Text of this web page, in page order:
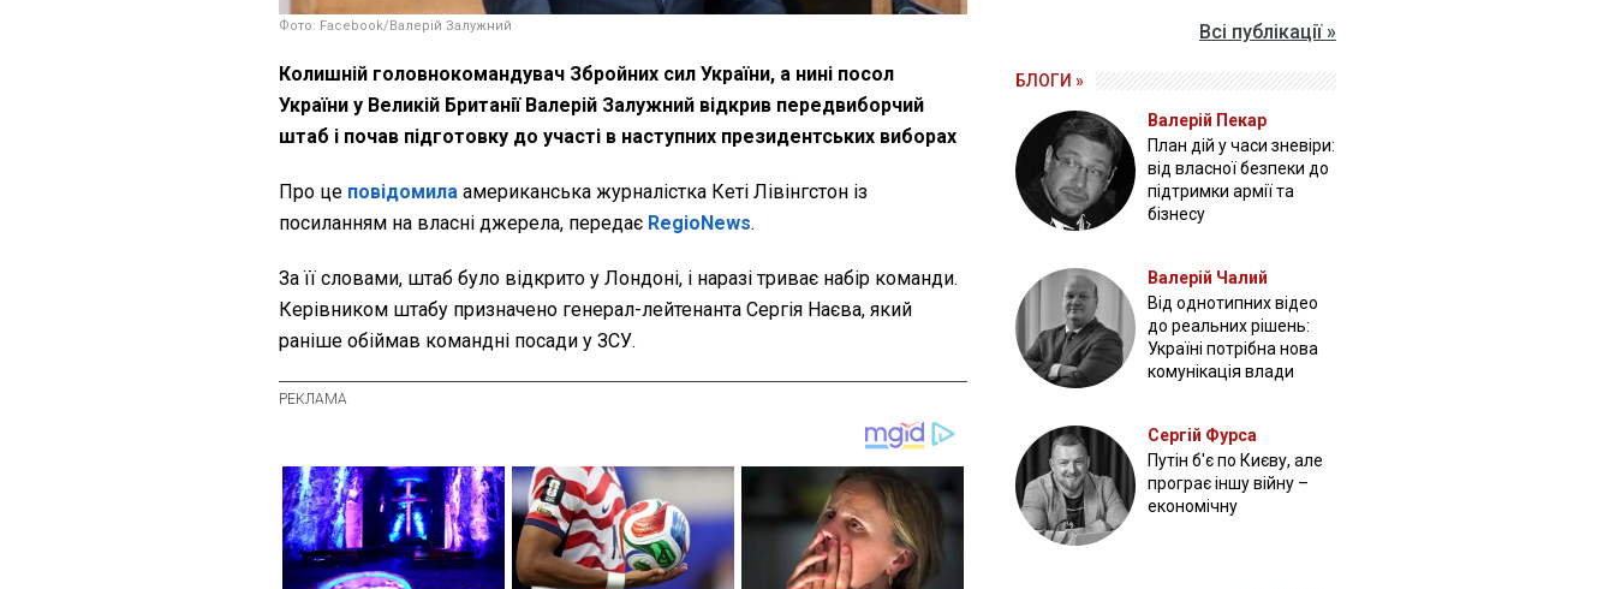
Фото: Facebook/Валерій Залужний
Колишній головнокомандувач Збройних сил України, а нині посол
України у Великій Британії Валерій Залужний відкрив передвиборчий
штаб і почав підготовку до участі в наступних президентських виборах
Про це повідомила американська журналістка Кеті Лівінгстон із
посиланням на власні джерела, передає RegioNews.
За її словами, штаб було відкрито у Лондоні, і наразі триває набір команди.
Керівником штабу призначено генерал-лейтенанта Сергія Наєва, який
раніше обіймав командні посади у ЗСУ.
Всі публікації »
БЛОГИ »
Валерій Пекар
План дій у часи зневіри:
від власної безпеки до
підтримки армії та
бізнесу
Валерій Чалий
Від однотипних відео
до реальних рішень:
Україні потрібна нова
комунікація влади
Сергій Фурса
Путін б'є по Києву, але
програє іншу війну –
економічну